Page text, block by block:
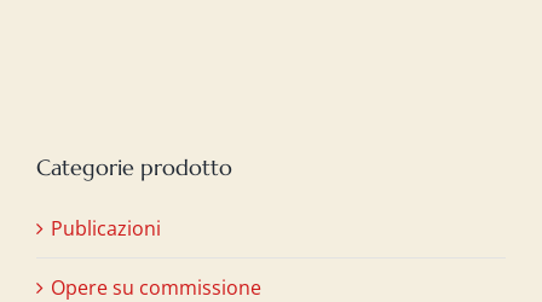
Categorie prodotto
Publicazioni
Opere su commissione